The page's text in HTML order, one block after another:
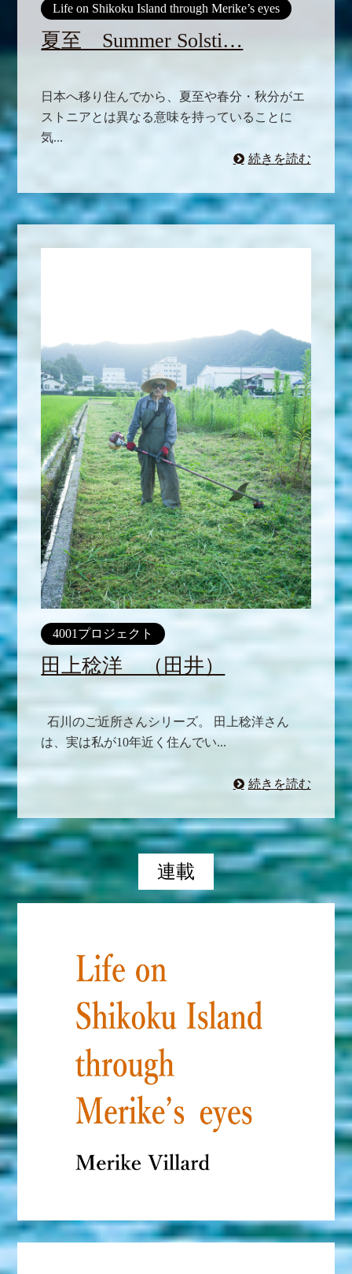
Life on Shikoku Island through Merike’s eyes
夏至 Summer Solsti…
日本へ移り住んでから、夏至や春分・秋分がエ
ストニアとは異なる意味を持っていることに
気...
続きを読む
4001プロジェクト
田上稔洋 （田井）
石川のご近所さんシリーズ。 田上稔洋さん
は、実は私が10年近く住んでい...
続きを読む
連載